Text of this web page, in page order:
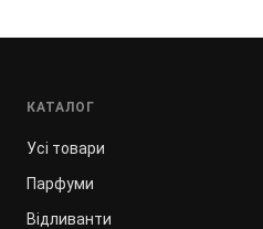
КАТАЛОГ
Усі товари
Парфуми
Відливанти